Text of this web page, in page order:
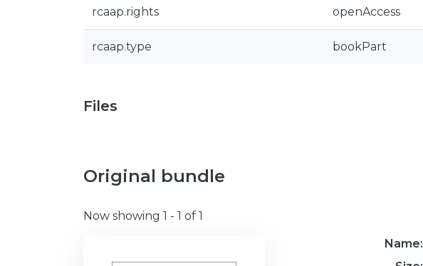
rcaap.rights openAccess
rcaap.type bookPart
Files
Original bundle
Now showing 1 - 1 of 1
Name: